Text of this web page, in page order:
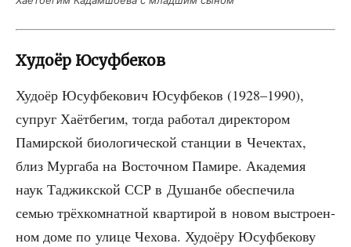
Худоёр Юсуфбеков
Худо­ёр Юсуф­бе­ко­вич Юсуф­бе­ков (1928–1990),
супруг Хаёт­бе­гим, тогда рабо­тал дирек­то­ром
Памир­ской био­ло­ги­че­ской стан­ции в Чечек­тах,
близ Мур­га­ба на Восточ­ном Пами­ре. Ака­де­мия
наук Таджик­ской ССР в Душан­бе обес­пе­чи­ла
семью трёх­ком­нат­ной квар­ти­рой в новом выстро­ен­
ном доме по ули­це Чехо­ва. Худо­ё­ру Юсуф­бе­ко­ву